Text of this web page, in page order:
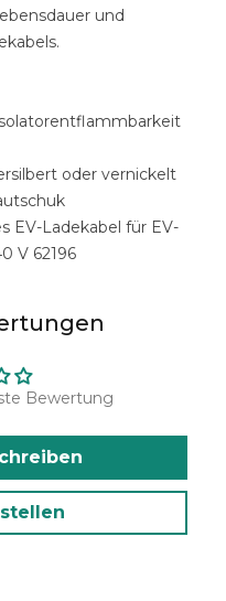
und
oder vernickelt
EV-Ladekabel für EV-
V 62196
Bewertung